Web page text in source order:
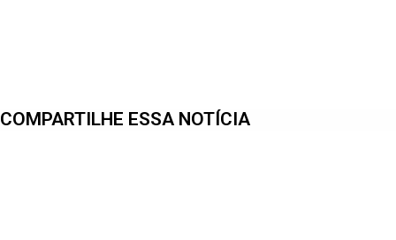
COMPARTILHE ESSA NOTÍCIA